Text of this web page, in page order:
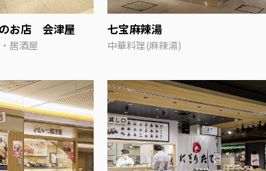
お店 会津屋
居酒屋
七宝麻辣湯
中華料理(麻辣湯)